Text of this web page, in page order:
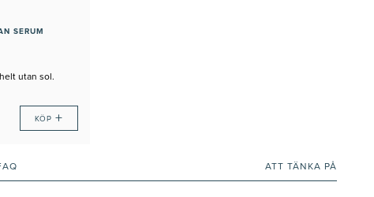
SERUM
utan sol.
KÖP+
ATT TÄNKA PÅ